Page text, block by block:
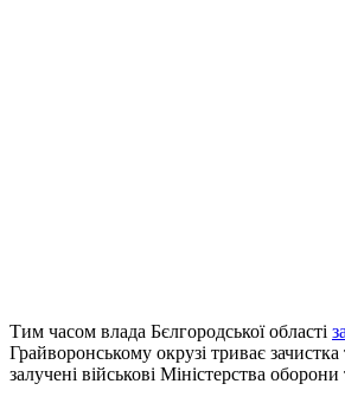
Тим часом влада Бєлгородської області
Грайворонському окрузі триває зачистка
залучені військові Міністерства